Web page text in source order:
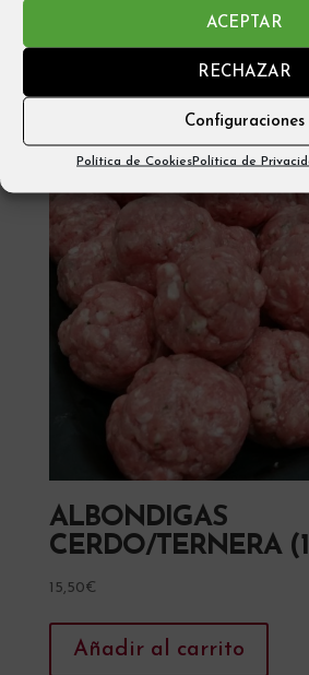
ACEPTAR
RECHAZAR
Configuraciones
Política de CookiesPolítica de
Añadir al carrito
ALBONDIGAS
CERDO/TERNERA
15,50€
Añadir al carrito